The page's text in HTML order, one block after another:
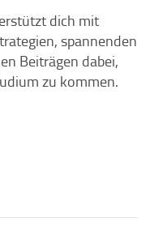
dich mit
spannenden
Beiträgen dabei,
zu kommen.